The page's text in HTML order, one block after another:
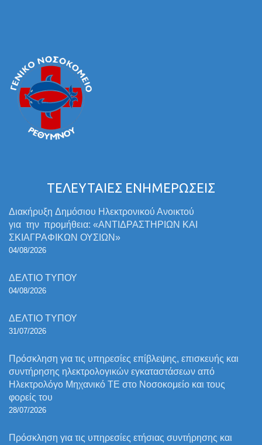
ΤΕΛΕΥΤΑΙΕΣ ΕΝΗΜΕΡΩΣΕΙΣ
Διακήρυξη Δημόσιου Ηλεκτρονικού Ανοικτού
για την προμήθεια: «ΑΝΤΙΔΡΑΣΤΗΡΙΩΝ ΚΑΙ
ΣΚΙΑΓΡΑΦΙΚΩΝ ΟΥΣΙΩΝ»
04/08/2026
ΔΕΛΤΙΟ ΤΥΠΟΥ
04/08/2026
ΔΕΛΤΙΟ ΤΥΠΟΥ
31/07/2026
Πρόσκληση για τις υπηρεσίες επίβλεψης, επισκευής και
συντήρησης ηλεκτρολογικών εγκαταστάσεων από
Ηλεκτρολόγο Μηχανικό ΤΕ στο Νοσοκομείο και τους
φορείς του
28/07/2026
Πρόσκληση για τις υπηρεσίες ετήσιας συντήρησης και